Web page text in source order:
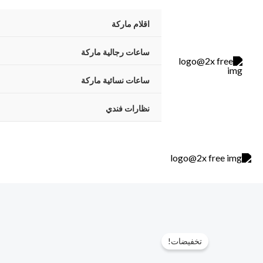
اقلام ماركة
ساعات رجالية ماركة
ساعات نسائية ماركة
نظارات فندي
تخفيضات!